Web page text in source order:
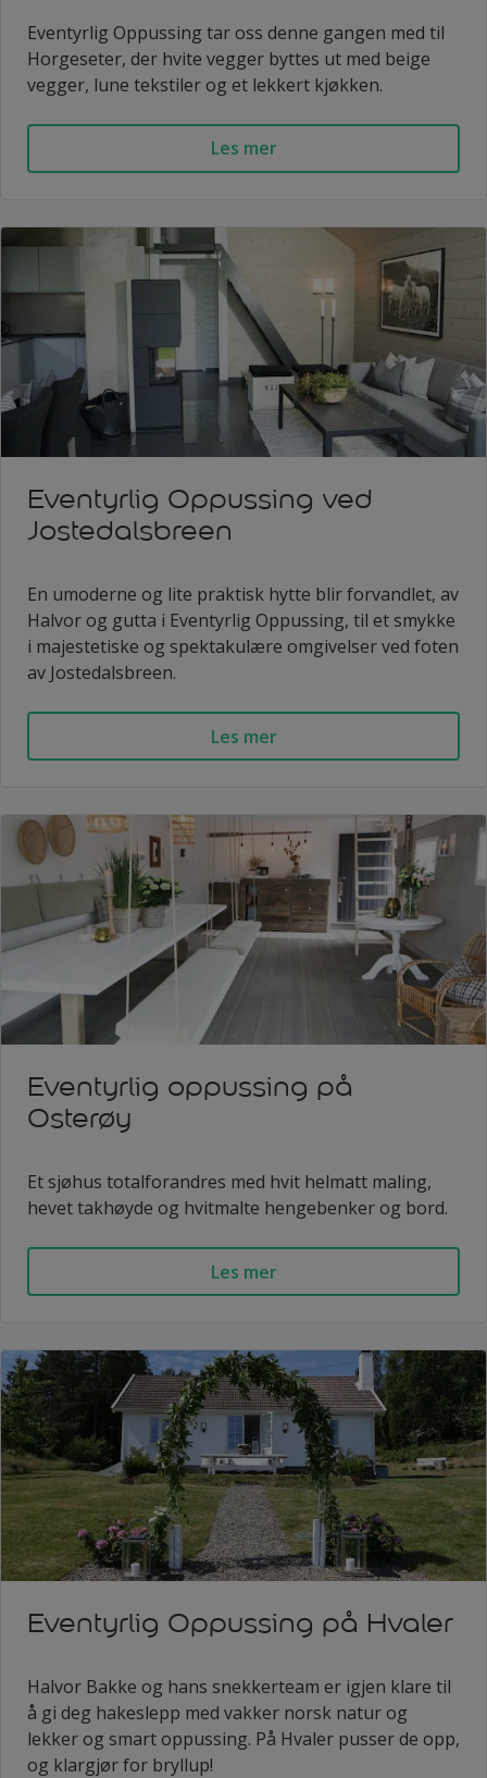
Eventyrlig Oppussing tar oss denne gangen med til
Horgeseter, der hvite vegger byttes ut med beige
vegger, lune tekstiler og et lekkert kjøkken.
Les mer
Eventyrlig Oppussing ved
Jostedalsbreen
En umoderne og lite praktisk hytte blir forvandlet, av
Halvor og gutta i Eventyrlig Oppussing, til et smykke
i majestetiske og spektakulære omgivelser ved foten
av Jostedalsbreen.
Les mer
Eventyrlig oppussing på
Osterøy
Et sjøhus totalforandres med hvit helmatt maling,
hevet takhøyde og hvitmalte hengebenker og bord.
Les mer
Eventyrlig Oppussing på Hvaler
Halvor Bakke og hans snekkerteam er igjen klare til
å gi deg hakeslepp med vakker norsk natur og
lekker og smart oppussing. På Hvaler pusser de opp,
og klargjør for bryllup!